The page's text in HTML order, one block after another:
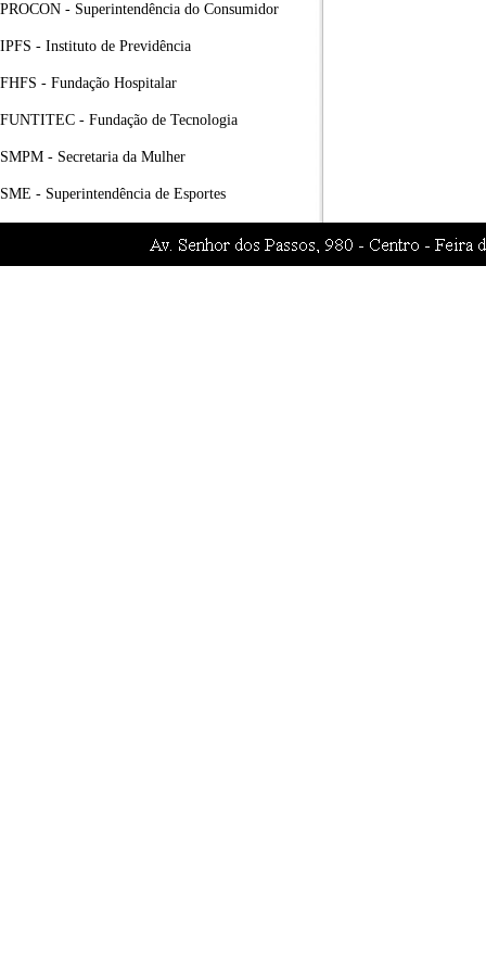
PROCON - Superintendência do Consumidor
IPFS - Instituto de Previdência
FHFS - Fundação Hospitalar
FUNTITEC - Fundação de Tecnologia
SMPM - Secretaria da Mulher
SME - Superintendência de Esportes